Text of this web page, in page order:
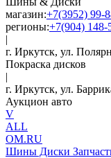
магазин:+7(3952) 99-
регионы:+7(904) 148-
|
г. Иркутск, ул.
Покраска дисков
|
г. Иркутск, ул.
Аукцион авто
V
ALL
OM.RU
Шины Диски